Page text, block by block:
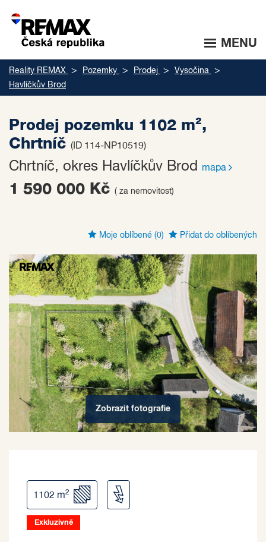
MENU
Reality REMAX Pozemky Prodej
Vysočina
Havlíčkův Brod
Prodej pozemku 1102 m²,
Chrtníč (ID 114-NP10519)
Chrtníč, okres Havlíčkův Brod mapa
1 590 000 Kč ( za nemovitost)
Moje oblíbené (0) Přidat do oblíbených
Zobrazit fotografie
1102 m2
Exkluzivně